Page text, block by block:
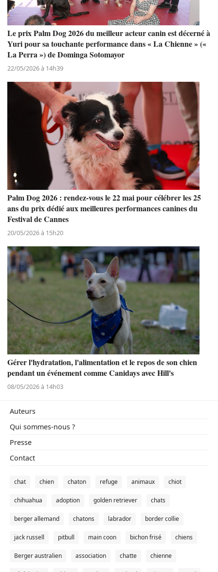
Le prix Palm Dog 2026 du meilleur acteur canin est décerné à
Yuri pour sa touchante performance dans « La Chienne » («
La Perra ») de Dominga Sotomayor
22/05/2026 à 14h39
Palm Dog 2026 : rendez-vous le 22 mai pour célébrer les 25
ans du prix dédié aux meilleures performances canines du
Festival de Cannes
20/05/2026 à 15h20
Gérer l'hydratation, l'alimentation et le repos de son chien
pendant un événement comme Canidays avec Hill's
08/05/2026 à 14h03
Auteurs
Qui sommes-nous ?
Presse
Contact
chat chien chaton refuge animaux chiot
chihuahua adoption golden retriever chats
berger allemand chatons labrador border collie
jack russell pitbull main coon bichon frisé chiens
Berger australien association chatte chienne